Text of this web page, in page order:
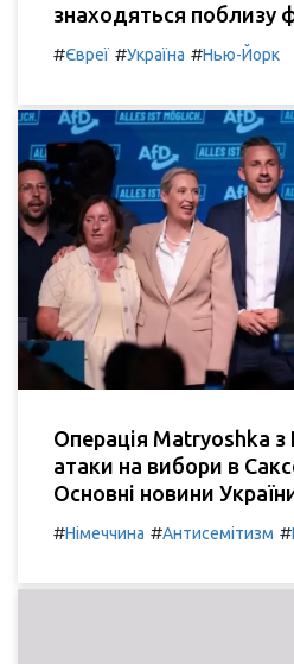
знаходяться поблизу
#Євреї #Україна #Нью-Йорк
Операція Matryoshka з
атаки на вибори в
Основні новини
#Німеччина #Антисемітизм #